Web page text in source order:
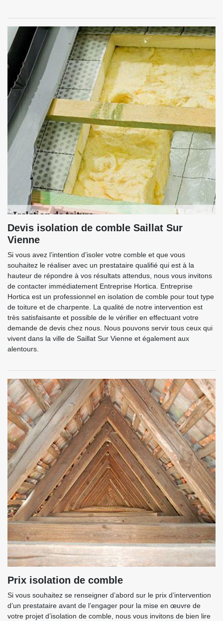
Devis isolation de comble Saillat Sur
Vienne
Si vous avez l’intention d’isoler votre comble et que vous
souhaitez le réaliser avec un prestataire qualifié qui est à la
hauteur de répondre à vos résultats attendus, nous vous invitons
de contacter immédiatement Entreprise Hortica. Entreprise
Hortica est un professionnel en isolation de comble pour tout type
de toiture et de charpente. La qualité de notre intervention est
très satisfaisante et possible de le vérifier en effectuant votre
demande de devis chez nous. Nous pouvons servir tous ceux qui
vivent dans la ville de Saillat Sur Vienne et également aux
alentours.
Prix isolation de comble
Si vous souhaitez se renseigner d’abord sur le prix d’intervention
d’un prestataire avant de l’engager pour la mise en œuvre de
votre projet d’isolation de comble, nous vous invitons de bien lire